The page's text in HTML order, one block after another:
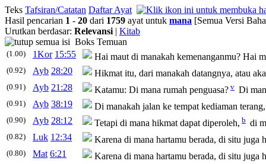
Teks Tafsiran/Catatan Daftar Ayat
Hasil pencarian 1 - 20 dari 1759 ayat untuk mana [Semua Versi
Urutkan berdasar: Relevansi | Kitab
Boks Temuan
(1.00) 1Kor 15:55 Hai maut di manakah kemenanganmu? Hai
(0.92) Ayb 28:20 Hikmat itu, dari manakah datangnya, atau
(0.91) Ayb 21:28 Katamu: Di mana rumah penguasa? v Di
(0.91) Ayb 38:19 Di manakah jalan ke tempat kediaman
(0.90) Ayb 28:12 Tetapi di mana hikmat dapat diperoleh, b di
(0.82) Luk 12:34 Karena di mana hartamu berada, di situ juga
(0.80) Mat 6:21 Karena di mana hartamu berada, di situ juga